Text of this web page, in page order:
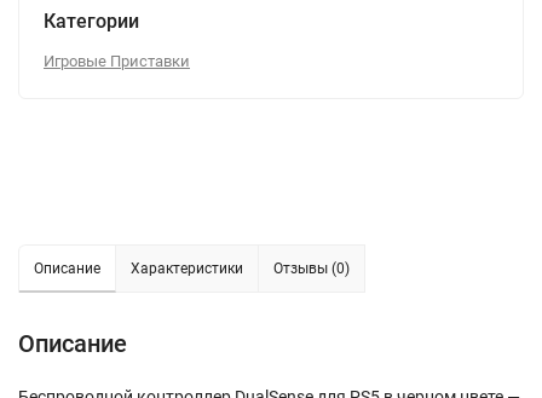
Категории
Игровые Приставки
Описание Характеристики Отзывы (0)
Описание